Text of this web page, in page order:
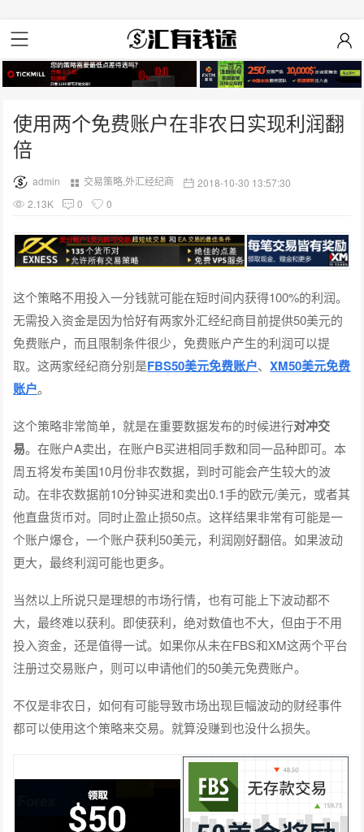
使用两个免费账户在非农日实现利润翻
倍
admin 交易策略,外汇经纪商
2018-10-30 13:57:30
2.13K
0 0
这个策略不用投入一分钱就可能在短时间内获得100%的利润。
无需投入资金是因为恰好有两家外汇经纪商目前提供50美元的
免费账户，而且限制条件很少，免费账户产生的利润可以提
取。这两家经纪商分别是FBS50美元免费账户、XM50美元免费
账户。
这个策略非常简单，就是在重要数据发布的时候进行对冲交
易。在账户A卖出，在账户B买进相同手数和同一品种即可。本
周五将发布美国10月份非农数据，到时可能会产生较大的波
动。在非农数据前10分钟买进和卖出0.1手的欧元/美元，或者其
他直盘货币对。同时止盈止损50点。这样结果非常有可能是一
个账户爆仓，一个账户获利50美元，利润刚好翻倍。如果波动
更大，最终利润可能也更多。
当然以上所说只是理想的市场行情，也有可能上下波动都不
大，最终难以获利。即使获利，绝对数值也不大，但由于不用
投入资金，还是值得一试。如果你从未在FBS和XM这两个平台
注册过交易账户，则可以申请他们的50美元免费账户。
不仅是非农日，如何有可能导致市场出现巨幅波动的财经事件
都可以使用这个策略来交易。就算没赚到也没什么损失。